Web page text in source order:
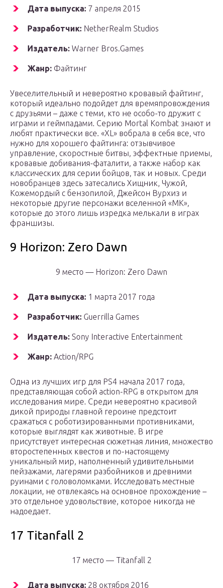
Дата выпуска: 7 апреля 2015
Разработчик: NetherRealm Studios
Издатель: Warner Bros.Games
Жанр: Файтинг
Увеселительный и невероятно кровавый файтинг,
который идеально подойдет для времяпровождения
с друзьями – даже с теми, кто не особо-то дружит с
играми и геймпадами. Серию Mortal Kombat знают и
любят практически все. «XL» вобрала в себя все, что
нужно для хорошего файтинга: отзывчивое
управление, скоростные битвы, эффектные приемы,
кровавые добивания-фаталити, а также набор как
классических для серии бойцов, так и новых. Среди
новобранцев здесь затесались Хищник, Чужой,
Кожемордый с бензопилой, Джейсон Вурхиз и
некоторые другие персонажи вселенной «MK»,
которые до этого лишь изредка мелькали в играх
франшизы.
9 Horizon: Zero Dawn
9 место — Horizon: Zero Dawn
Дата выпуска: 1 марта 2017 года
Разработчик: Guerrilla Games
Издатель: Sony Interactive Entertainment
Жанр: Action/RPG
Одна из лучших игр для PS4 начала 2017 года,
представляющая собой action-RPG в открытом для
исследования мире. Среди невероятно красивой
дикой природы главной героине предстоит
сражаться с роботизированными противниками,
которые выглядят как животные. В игре
присутствует интересная сюжетная линия, множество
второстепенных квестов и по-настоящему
уникальный мир, наполненный удивительными
пейзажами, лагерями разбойников и древними
руинами с головоломками. Исследовать местные
локации, не отвлекаясь на основное прохождение –
это отдельное удовольствие, которое никогда не
надоедает.
17 Titanfall 2
17 место — Titanfall 2
Дата выпуска: 28 октября 2016